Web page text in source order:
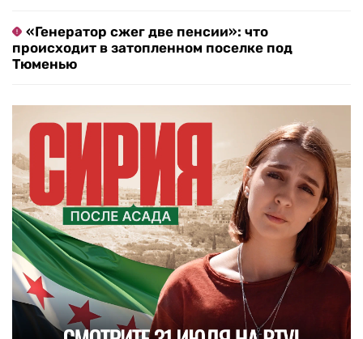
«Генератор сжег две пенсии»: что
происходит в затопленном поселке под
Тюменью